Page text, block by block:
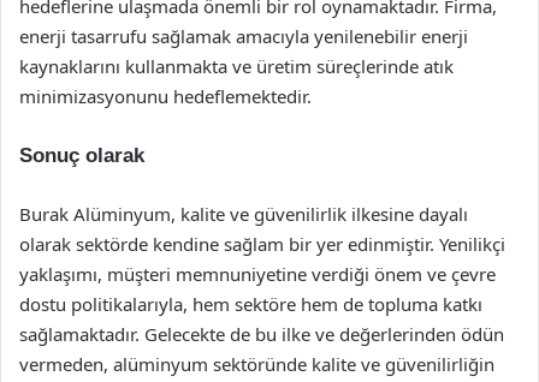
hedeflerine ulaşmada önemli bir rol oynamaktadır. Firma,
enerji tasarrufu sağlamak amacıyla yenilenebilir enerji
kaynaklarını kullanmakta ve üretim süreçlerinde atık
minimizasyonunu hedeflemektedir.
Sonuç olarak
Burak Alüminyum, kalite ve güvenilirlik ilkesine dayalı
olarak sektörde kendine sağlam bir yer edinmiştir. Yenilikçi
yaklaşımı, müşteri memnuniyetine verdiği önem ve çevre
dostu politikalarıyla, hem sektöre hem de topluma katkı
sağlamaktadır. Gelecekte de bu ilke ve değerlerinden ödün
vermeden, alüminyum sektöründe kalite ve güvenilirliğin